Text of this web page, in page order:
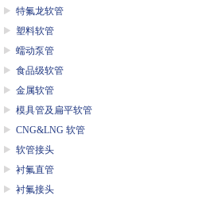
特氟龙软管
塑料软管
蠕动泵管
食品级软管
金属软管
模具管及扁平软管
CNG&LNG 软管
软管接头
衬氟直管
衬氟接头